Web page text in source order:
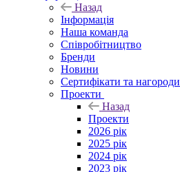
Назад
Інформація
Наша команда
Співробітництво
Бренди
Новини
Сертифікати та нагороди
Проекти
Назад
Проекти
2026 рік
2025 рік
2024 рік
2023 рік